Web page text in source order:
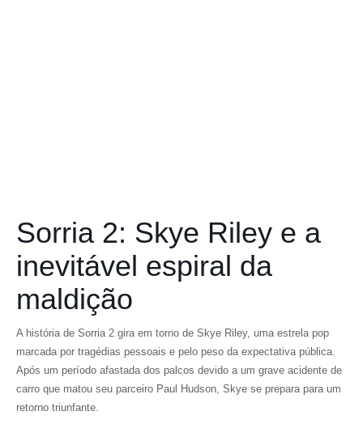
Sorria 2: Skye Riley e a
inevitável espiral da
maldição
A história de Sorria 2 gira em torno de Skye Riley, uma estrela pop
marcada por tragédias pessoais e pelo peso da expectativa pública.
Após um período afastada dos palcos devido a um grave acidente de
carro que matou seu parceiro Paul Hudson, Skye se prepara para um
retorno triunfante.